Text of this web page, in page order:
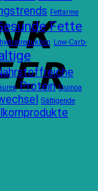
Tage-
Regel
Fettarme
Fette
Low-Carb-
Protein Quinoa
Sättigende